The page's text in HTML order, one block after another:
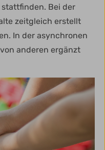
Bei der
zeitgleich erstellt
In der asynchronen
anderen ergänzt